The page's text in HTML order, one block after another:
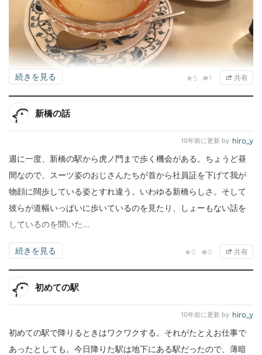
5 1 共有
虎ノ門と新橋の間、ヘッケルンという喫茶店があって。ジャンボ
プリンが有名とのことなので、虎ノ門でのお仕事のついでに寄っ
てみた。昔ながらの喫茶店というたたずまい、ぼくが入ったとき
には気のよさそうなマスターが一人。ジャンボプリン350円、プ
リン・コーヒー...
続きを見る
新橋の話
10年前に更新 by hiro_y
0 0 共有
週に一度、新橋の駅から虎ノ門まで歩く機会がある。ちょうど昼
間なので、スーツ姿のおじさんたちが首から社員証を下げて我が
物顔に闊歩している姿とすれ違う。いわゆる新橋らしさ。そして
彼らが道幅いっぱいに歩いているのを見たり、しょーもない話を
しているのを聞いた...
続きを見る
初めての駅
10年前に更新 by hiro_y
初めての駅で降りるときはワクワクする。それがたとえお仕事で
あったとしても。今日降りた駅は地下にある駅だったので、薄暗